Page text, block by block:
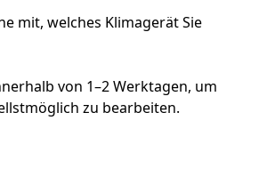
mit, welches Klimagerät Sie
von 1–2 Werktagen, um
zu bearbeiten.